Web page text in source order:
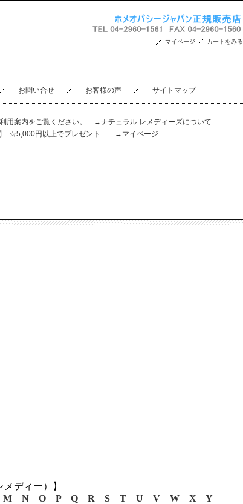
マイページ カートをみる
お問い合せ お客様の声 サイトマップ
用案内をご覧ください。
→ナチュラル レメディーズについて
☆5,000円以上でプレゼント →マイページ
ディー）】
M N O P Q R S T U V W X
Y